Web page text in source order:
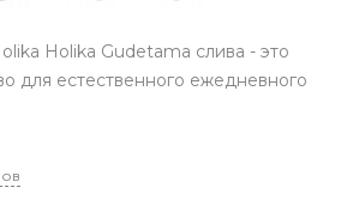
Holika Gudetama слива - это
для естественного ежедневного